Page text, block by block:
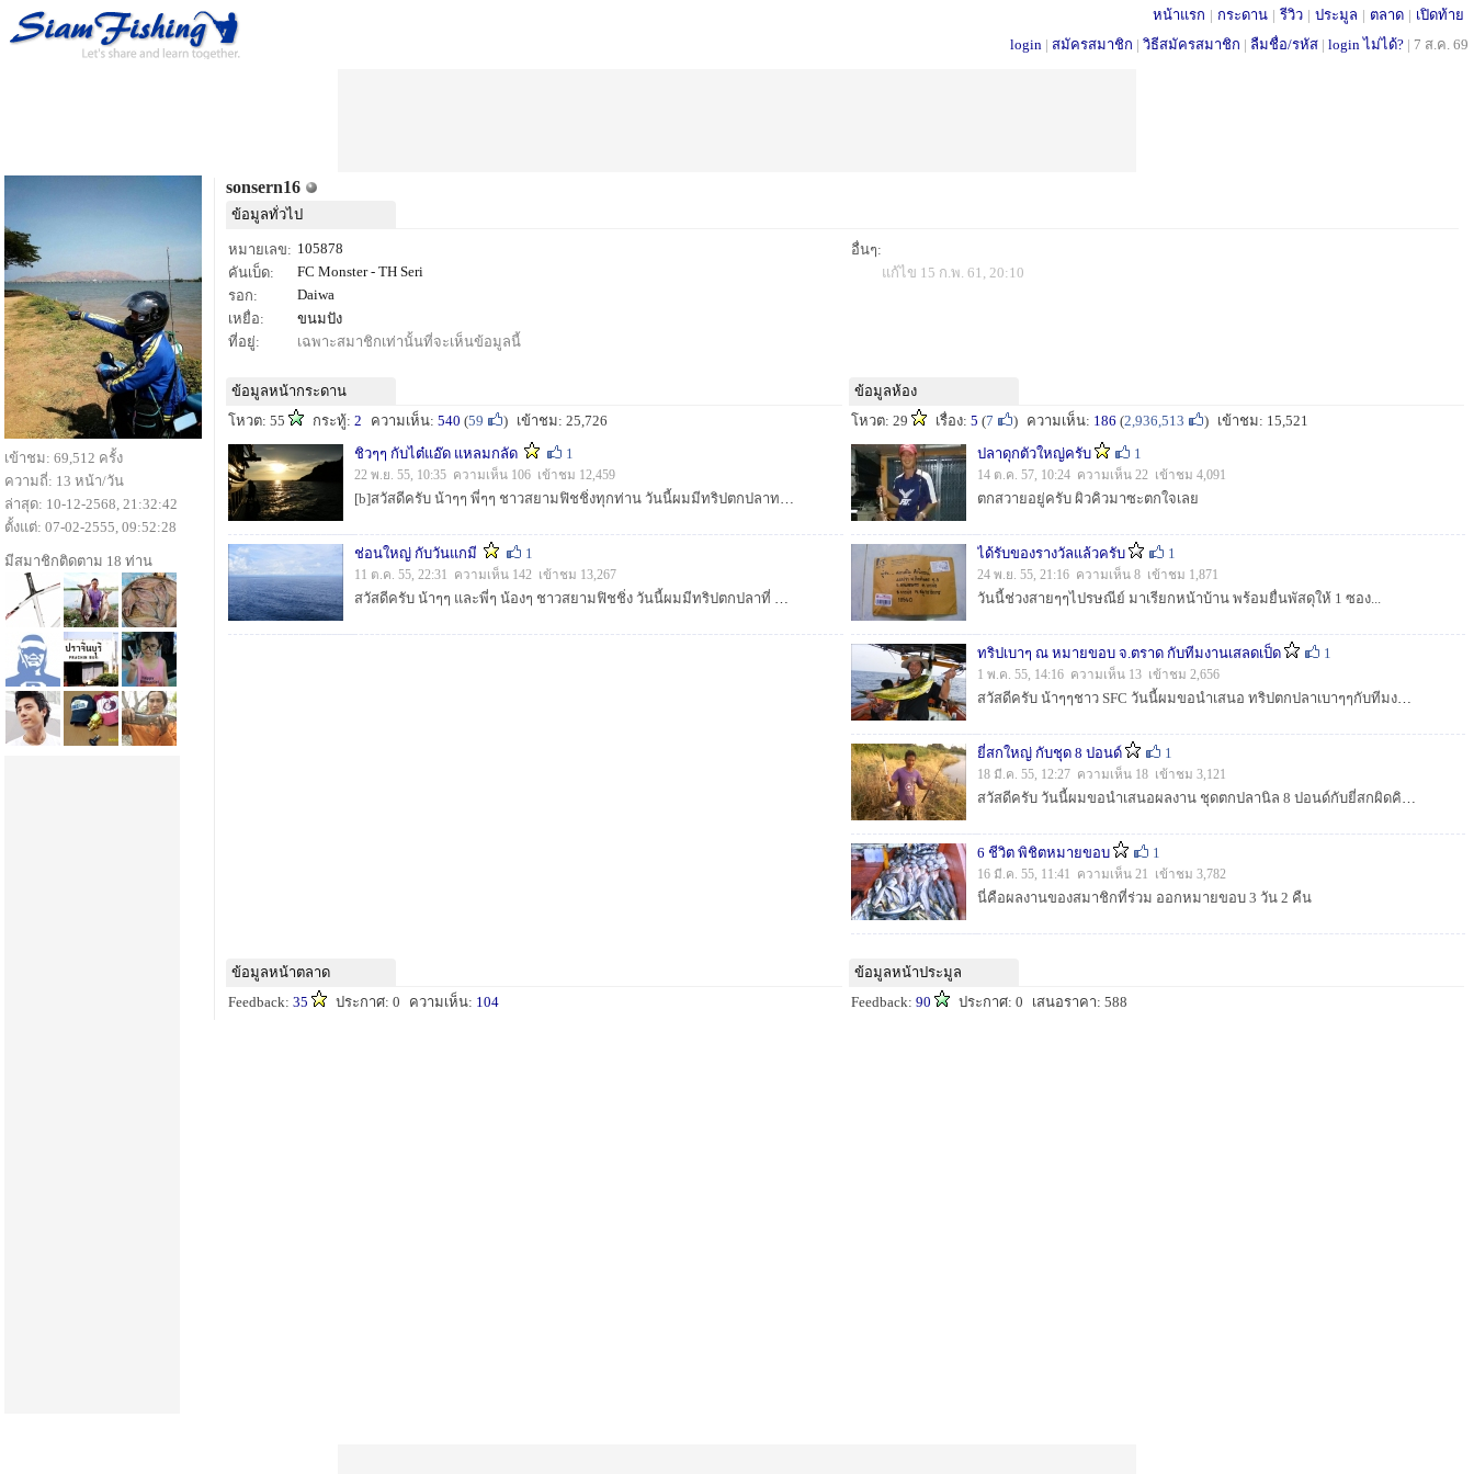
หน้าแรก | กระดาน | รีวิว | ประมูล | ตลาด | เปิดท้าย
login | สมัครสมาชิก | วิธีสมัครสมาชิก | ลืมชื่อ/รหัส | login ไม่ได้? | 7 ส.ค. 69
sonsern16
ข้อมูลทั่วไป
หมายเลข: 105878
คันเบ็ด:
FC Monster - TH Seri
รอก:
Daiwa
เหยื่อ:
ขนมปัง
ที่อยู่:
เฉพาะสมาชิกเท่านั้นที่จะเห็นข้อมูลนี้
อื่นๆ:
แก้ไข 15 ก.พ. 61, 20:10
ข้อมูลหน้ากระดาน
โหวต: 55
กระทู้: 2 ความเห็น: 540 (59 ) เข้าชม: 25,726
ชิวๆๆ กับไต๋แอ๊ด แหลมกลัด
1
22 พ.ย. 55, 10:35 ความเห็น 106 เข้าชม 12,459
[b]สวัสดีครับ น้าๆๆ พี่ๆๆ ชาวสยามฟิชชิ่งทุกท่าน วันนี้ผมมีทริปตกปลาทะเล ที่ จ.ตราด เมื่อวันที่ 16 -18 พ.ย. 55 มาฝากให้น้าๆๆชมกันครับ ตามชมได้ครับ[/b]...
ช่อนใหญ่ กับวันแกมี 1
11 ต.ค. 55, 22:31 ความเห็น 142 เข้าชม 13,267
สวัสดีครับ น้าๆๆ และพี่ๆ น้องๆ ชาวสยามฟิชชิ่ง วันนี้ผมมีทริปตกปลาที่ จ.ตราดมาฝากให้ชมกันครับ วันที่ไปก็บังเอิญตรงกับวันที่มีประกาศของกรมอุตุฯเรื่องพาย...
ข้อมูลห้อง
โหวต: 29
เรื่อง: 5 (7 ) ความเห็น: 186 (2,936,513 ) เข้าชม: 15,521
ปลาดุกตัวใหญ่ครับ
1
14 ต.ค. 57, 10:24 ความเห็น 22 เข้าชม 4,091
ตกสวายอยู่ครับ ผิวคิวมาซะตกใจเลย
ได้รับของรางวัลแล้วครับ 1
24 พ.ย. 55, 21:16 ความเห็น 8 เข้าชม 1,871
วันนี้ช่วงสายๆๆไปรษณีย์ มาเรียกหน้าบ้าน พร้อมยื่นพัสดุให้ 1 ซอง...
ทริปเบาๆ ณ หมายขอบ จ.ตราด กับทีมงานเสลดเป็ด 1
1 พ.ค. 55, 14:16 ความเห็น 13 เข้าชม 2,656
สวัสดีครับ น้าๆๆชาว SFC วันนี้ผมขอนำเสนอ ทริปตกปลาเบาๆๆกับทีมงานเสลดเป็ด ณ หมายขอบ จ.ตราด กับเรือไต๋จั่น ...
ยี่สกใหญ่ กับชุด 8 ปอนด์ 1
18 มี.ค. 55, 12:27 ความเห็น 18 เข้าชม 3,121
สวัสดีครับ วันนี้ผมขอนำเสนอผลงาน ชุดตกปลานิล 8 ปอนด์กับยี่สกผิดคิว ครับ...
6 ชีวิต พิชิตหมายขอบ 1
16 มี.ค. 55, 11:41 ความเห็น 21 เข้าชม 3,782
นี่คือผลงานของสมาชิกที่ร่วม ออกหมายขอบ 3 วัน 2 คืน
ข้อมูลหน้าตลาด
Feedback: 35 ประกาศ: 0 ความเห็น: 104
ข้อมูลหน้าประมูล
Feedback: 90 ประกาศ: 0 เสนอราคา: 588
เข้าชม: 69,512 ครั้ง
ความถี่: 13 หน้า/วัน
ล่าสุด: 10-12-2568, 21:32:42
ตั้งแต่: 07-02-2555, 09:52:28
มีสมาชิกติดตาม 18 ท่าน